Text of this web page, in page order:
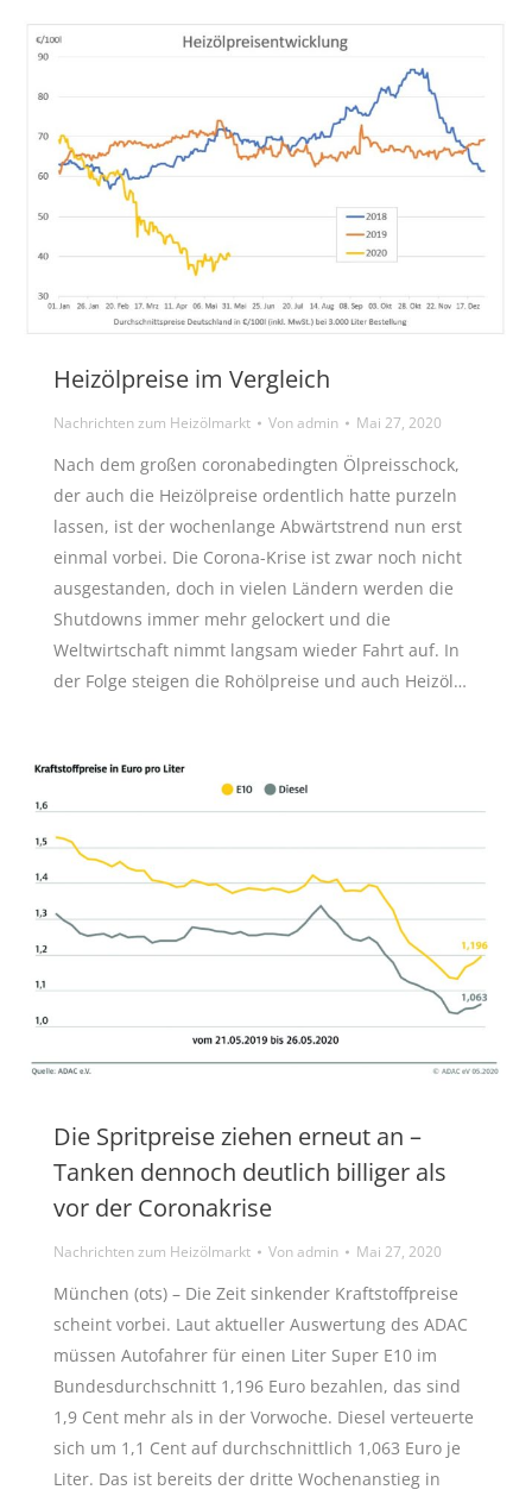
Heizölpreise im Vergleich
Nachrichten zum Heizölmarkt Vonadmin Mai 27, 2020
Nach dem großen coronabedingten Ölpreisschock,
der auch die Heizölpreise ordentlich hatte purzeln
lassen, ist der wochenlange Abwärtstrend nun erst
einmal vorbei. Die Corona-Krise ist zwar noch nicht
ausgestanden, doch in vielen Ländern werden die
Shutdowns immer mehr gelockert und die
Weltwirtschaft nimmt langsam wieder Fahrt auf. In
der Folge steigen die Rohölpreise und auch Heizöl…
Die Spritpreise ziehen erneut an –
Tanken dennoch deutlich billiger als
vor der Coronakrise
Nachrichten zum Heizölmarkt Vonadmin Mai 27, 2020
München (ots) – Die Zeit sinkender Kraftstoffpreise
scheint vorbei. Laut aktueller Auswertung des ADAC
müssen Autofahrer für einen Liter Super E10 im
Bundesdurchschnitt 1,196 Euro bezahlen, das sind
1,9 Cent mehr als in der Vorwoche. Diesel verteuerte
sich um 1,1 Cent auf durchschnittlich 1,063 Euro je
Liter. Das ist bereits der dritte Wochenanstieg in